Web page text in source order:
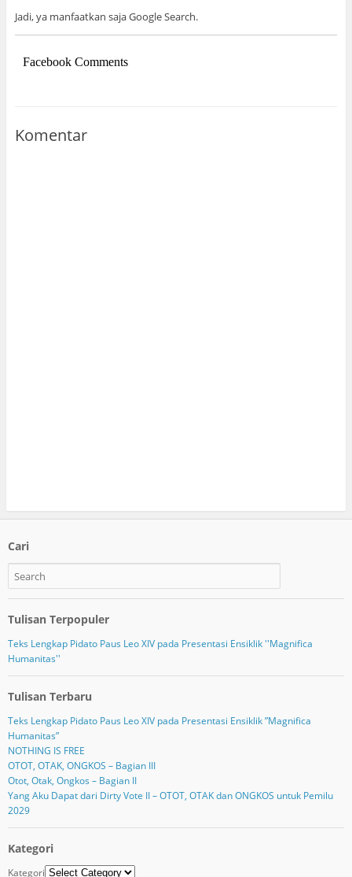
Jadi, ya manfaatkan saja Google Search.
Facebook Comments
Komentar
Cari
Tulisan Terpopuler
Teks Lengkap Pidato Paus Leo XIV pada Presentasi Ensiklik ''Magnifica
Humanitas''
Tulisan Terbaru
Teks Lengkap Pidato Paus Leo XIV pada Presentasi Ensiklik ”Magnifica
Humanitas”
NOTHING IS FREE
OTOT, OTAK, ONGKOS – Bagian III
Otot, Otak, Ongkos – Bagian II
Yang Aku Dapat dari Dirty Vote II – OTOT, OTAK dan ONGKOS untuk Pemilu
2029
Kategori
Kategori